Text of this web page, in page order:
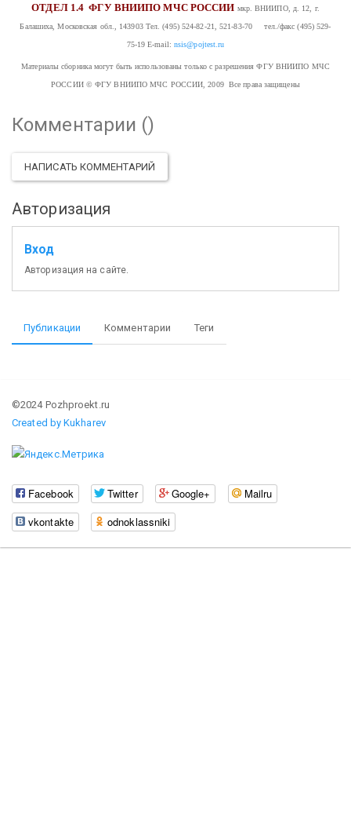
ОТДЕЛ 1.4ФГУ ВНИИПО МЧС РОССИИ мкр. ВНИИПО, д. 12, г.
Балашиха, Московская обл., 143903Тел. (495) 524-82-21, 521-83-70 тел./факс (495) 529-
75-19 E-mail: nsis@pojtest.ru
Материалы сборника могут быть использованы только с разрешения ФГУ ВНИИПО МЧС
РОССИИ© ФГУ ВНИИПО МЧС РОССИИ, 2009 Все права защищены
Комментарии ()
НАПИСАТЬ КОММЕНТАРИЙ
Авторизация
Вход
Авторизация на сайте.
Публикации Комментарии Теги
©2024 Pozhproekt.ru
Created by Kukharev
Facebook Twitter Google+
Mailru
vkontakte
odnoklassniki